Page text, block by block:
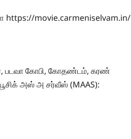
https://movie.carmeniselvam.in/
படவா கோபி, கோதண்டம், கரண்
அஸ் அ சர்வீஸ் (MAAS):